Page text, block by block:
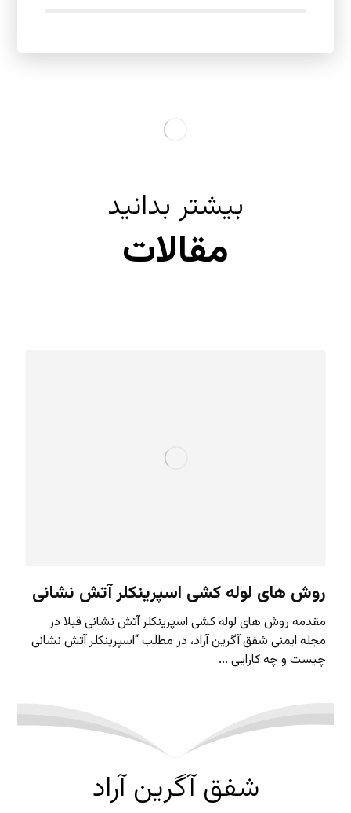
بیشتر بدانید
مقالات
روش های لوله کشی اسپرینکلر آتش نشانی
مقدمه روش های لوله کشی اسپرینکلر آتش نشانی قبلا در
مجله ایمنی شفق آگرین آراد، در مطلب “اسپرینکلر آتش نشانی
چیست و چه کارایی ...
شفق آگرین آراد